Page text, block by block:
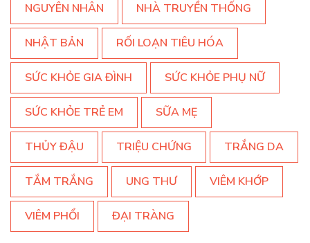
NGUYÊN NHÂN NHÀ TRUYỀN THỐNG
NHẬT BẢN RỐI LOẠN TIÊU HÓA
SỨC KHỎE GIA ĐÌNH SỨC KHỎE PHỤ NỮ
SỨC KHỎE TRẺ EM SỮA MẸ
THỦY ĐẬU TRIỆU CHỨNG TRẮNG DA
TẮM TRẮNG UNG THƯ VIÊM KHỚP
VIÊM PHỔI ĐẠI TRÀNG